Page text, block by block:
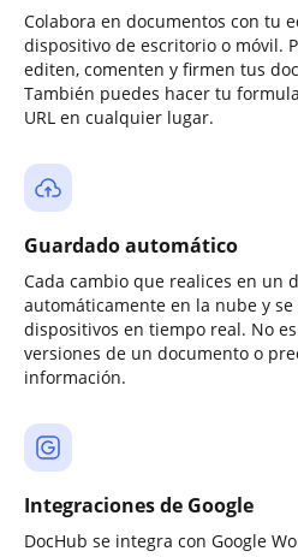
Colabora en documentos con tu
dispositivo de escritorio o móvil.
editen, comenten y firmen tus
También puedes hacer tu
URL en cualquier lugar.
Guardado automático
Cada cambio que realices en un
automáticamente en la nube y
dispositivos en tiempo real. No
versiones de un documento o
información.
Integraciones de Google
DocHub se integra con Google